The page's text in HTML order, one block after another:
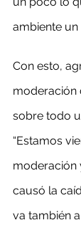
ambiente
Con esto,
moderación
sobre todo
“Estamos
moderación
causó la
va también